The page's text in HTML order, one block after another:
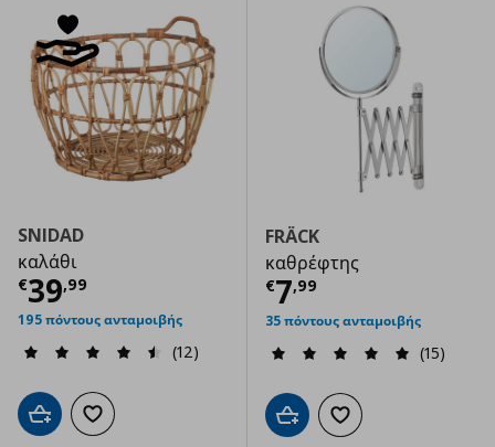
SNIDAD
καλάθι
€39,99
Τρέχουσα τιμή € 39,99
195 πόντους ανταμοιβής
(12)
Προσθήκη στο καλάθι
Προσθήκη στα αγαπημένα
FRÄCK
καθρέφτης
€7,99
Τρέχουσα
35 πόντους ανταμοιβής
(15)
Προσθήκη στο καλάθι
Προσθήκη στα